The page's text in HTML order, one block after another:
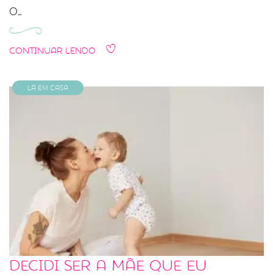
O…
Continuar Lendo
Lá em Casa
Decidi ser a mãe que eu